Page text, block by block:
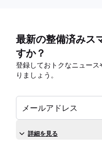
最新の整備済みス
すか？
登録しておトクなニュー
りましょう。
メールアドレス
詳細を見る